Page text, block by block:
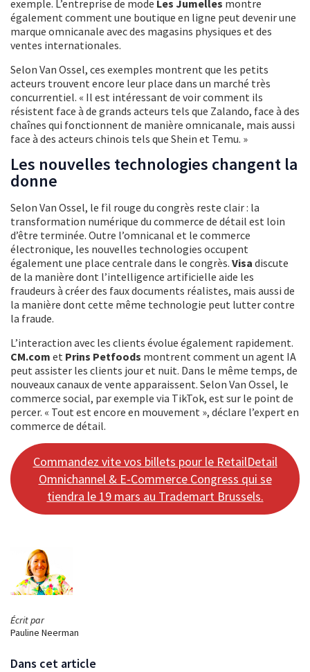
Écrit par
Pauline Neerman
Dans cet article
exemple. L’entreprise de mode Les Jumelles montre
également comment une boutique en ligne peut devenir une
marque omnicanale avec des magasins physiques et des
ventes internationales.
Selon Van Ossel, ces exemples montrent que les petits
acteurs trouvent encore leur place dans un marché très
concurrentiel. « Il est intéressant de voir comment ils
résistent face à de grands acteurs tels que Zalando, face à des
chaînes qui fonctionnent de manière omnicanale, mais aussi
face à des acteurs chinois tels que Shein et Temu. »
Les nouvelles technologies changent la
donne
Selon Van Ossel, le fil rouge du congrès reste clair : la
transformation numérique du commerce de détail est loin
d’être terminée. Outre l’omnicanal et le commerce
électronique, les nouvelles technologies occupent
également une place centrale dans le congrès. Visa discute
de la manière dont l’intelligence artificielle aide les
fraudeurs à créer des faux documents réalistes, mais aussi de
la manière dont cette même technologie peut lutter contre
la fraude.
L’interaction avec les clients évolue également rapidement.
CM.com et Prins Petfoods montrent comment un agent IA
peut assister les clients jour et nuit. Dans le même temps, de
nouveaux canaux de vente apparaissent. Selon Van Ossel, le
commerce social, par exemple via TikTok, est sur le point de
percer. « Tout est encore en mouvement », déclare l’expert en
commerce de détail.
Commandez vite vos billets pour le RetailDetail
Omnichannel & E-Commerce Congress qui se
tiendra le 19 mars au Trademart Brussels.